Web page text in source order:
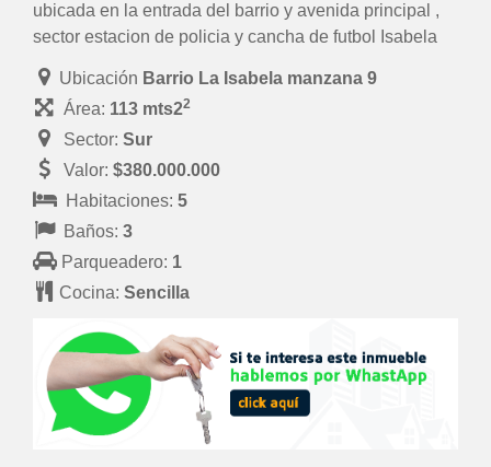
ubicada en la entrada del barrio y avenida principal ,
sector estacion de policia y cancha de futbol Isabela
Ubicación Barrio La Isabela manzana 9
Área: 113 mts22
Sector: Sur
Valor: $380.000.000
Habitaciones: 5
Baños: 3
Parqueadero: 1
Cocina: Sencilla